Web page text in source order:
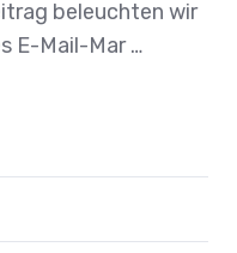
beleuchten wir
E-Mail-Mar …